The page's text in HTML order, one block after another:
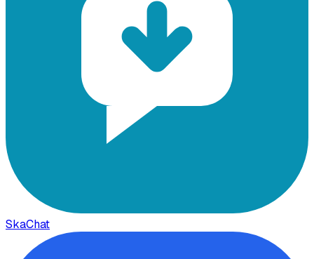
SkaChat